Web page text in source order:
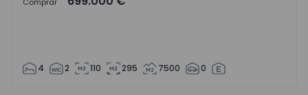
4 2 110 295 7500 0